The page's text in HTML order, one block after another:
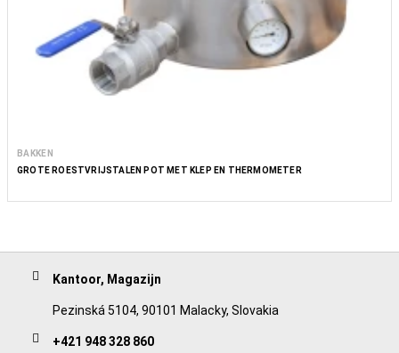
BAKKEN
GROTE ROESTVRIJSTALEN POT MET KLEP EN THERMOMETER
Kantoor, Magazijn
Pezinská 5104, 90101 Malacky, Slovakia
+421 948 328 860